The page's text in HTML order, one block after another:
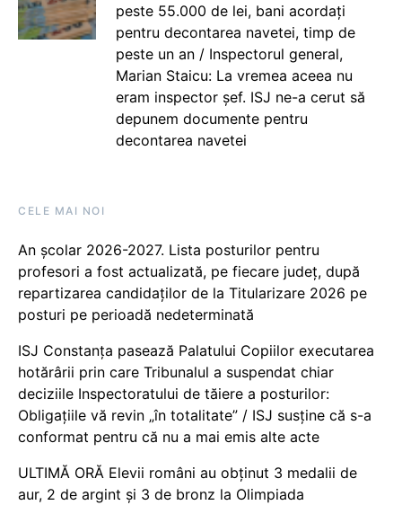
peste 55.000 de lei, bani acordați
pentru decontarea navetei, timp de
peste un an / Inspectorul general,
Marian Staicu: La vremea aceea nu
eram inspector șef. ISJ ne-a cerut să
depunem documente pentru
decontarea navetei
CELE MAI NOI
An școlar 2026-2027. Lista posturilor pentru
profesori a fost actualizată, pe fiecare județ, după
repartizarea candidaților de la Titularizare 2026 pe
posturi pe perioadă nedeterminată
ISJ Constanța pasează Palatului Copiilor executarea
hotărârii prin care Tribunalul a suspendat chiar
deciziile Inspectoratului de tăiere a posturilor:
Obligațiile vă revin „în totalitate” / ISJ susține că s-a
conformat pentru că nu a mai emis alte acte
ULTIMĂ ORĂ Elevii români au obținut 3 medalii de
aur, 2 de argint și 3 de bronz la Olimpiada